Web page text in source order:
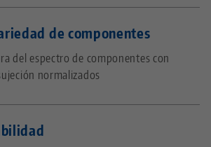
de componentes
del espectro de componentes con
normalizados